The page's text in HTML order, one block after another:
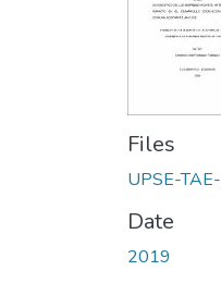
Files
UPSE-
Date
2019